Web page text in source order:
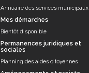
Annuaire des services municipaux
Mes démarches
Bientôt disponible
Permanences juridiques et
sociales
Planning des aides citoyennes